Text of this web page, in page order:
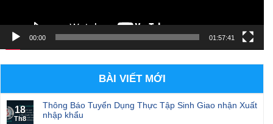
00:00 01:57:41
BÀI VIẾT MỚI
18
Th8
Thông Báo Tuyển Dụng Thực Tập Sinh Giao nhận Xuất
nhập khẩu